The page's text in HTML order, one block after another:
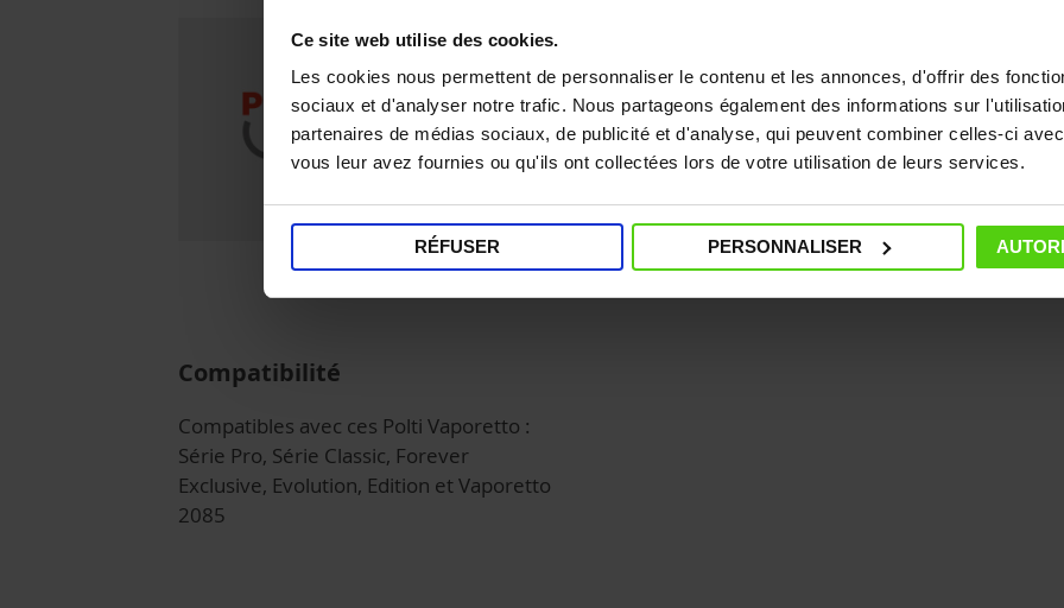
Ce site web utilise des cookies.
Les cookies nous permettent de personnaliser le contenu et les annonces, d'offrir des
sociaux et d'analyser notre trafic. Nous partageons également des informations sur
partenaires de médias sociaux, de publicité et d'analyse, qui peuvent combiner celles-ci
vous leur avez fournies ou qu'ils ont collectées lors de votre utilisation de leurs services.
RÉFUSER PERSONNALISER
Compatibilité
Compatibles avec ces Polti Vaporetto :
Série Pro, Série Classic, Forever
Exclusive, Evolution, Edition et Vaporetto
2085